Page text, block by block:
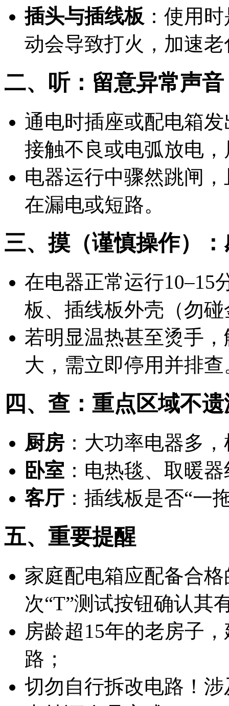
插头与插线板 ：使用
动会导致打火，加速老
二、听：留意异常声音
通电时插座或配电箱
接触不良或电弧放电，
电器运行中骤然跳闸
在漏电或短路。
三、摸（谨慎操作）
在电器正常运行10–15
板、插线板外壳（勿碰
若明显温热甚至烫手
大，需立即停用并排查
四、查：重点区域不
厨房：大功率电器多
卧室 ：电热毯、取暖
客厅：插线板是否“一
五、重要提醒
家庭配电箱应配备合
次“T”测试按钮确认其
房龄超15年的老房子
路；
切勿自行拆改电路！